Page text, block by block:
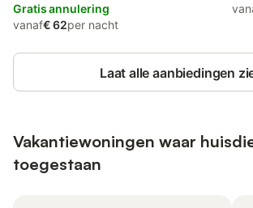
Gratis annulering
vanaf€ 62per nacht
Laat alle aanbiedingen
Vakantiewoningen waar
toegestaan